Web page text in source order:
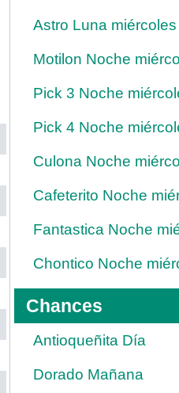
Astro Luna
Motilon Noche
Pick 3 Noche
Pick 4 Noche
Culona Noche
Cafeterito Noche
Fantastica Noche
Chontico Noche
Chances
Antioqueñita Día
Dorado Mañana